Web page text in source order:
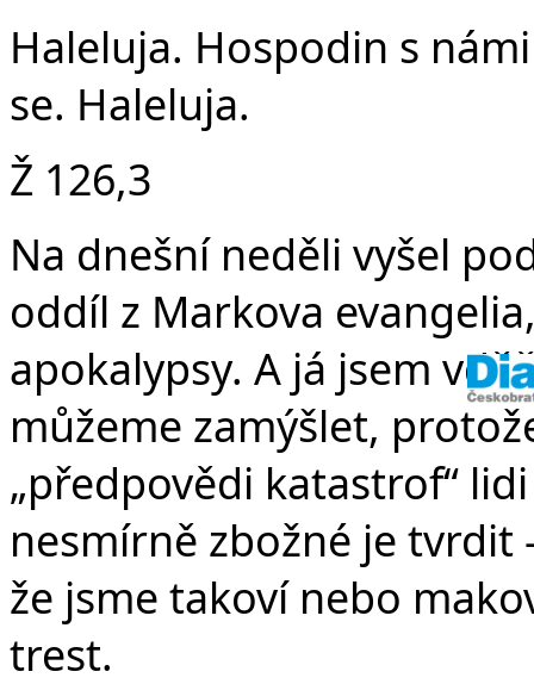
Haleluja. Hospodin s
se. Haleluja.
Ž 126,3
Na dnešní neděli vyšel
oddíl z Markova
apokalypsy. A já jsem
můžeme zamýšlet,
„předpovědi katastrof“
nesmírně zbožné je
že jsme takoví nebo
trest.